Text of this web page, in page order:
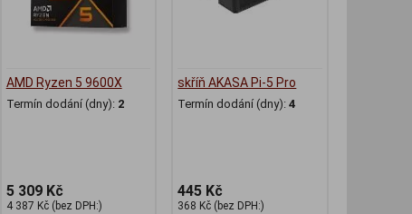
AMD Ryzen 5 9600X
Termín dodání (dny): 2
5 309 Kč
4 387 Kč (bez DPH:)
skříň AKASA Pi-5 Pro
Termín dodání (dny): 4
445 Kč
368 Kč (bez DPH:)